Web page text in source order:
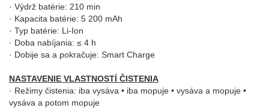
· Výdrž batérie: 210 min
· Kapacita batérie: 5 200 mAh
· Typ batérie: Li-Ion
· Doba nabíjania: ≤ 4 h
· Dobije sa a pokračuje: Smart Charge
NASTAVENIE VLASTNOSTÍ ČISTENIA
· Režimy čistenia: iba vysáva • iba mopuje • vysáva a mopuje •
vysáva a potom mopuje